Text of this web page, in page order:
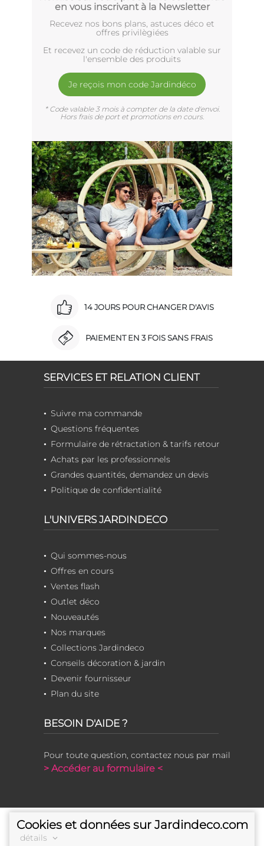
en vous inscrivant à la Newsletter
Recevez nos bons plans, astuces déco et
offres privilègiées
Et recevez un code de réduction valable sur
l'ensemble des produits
Je reçois mon code Jardindéco
* Code valable 3 mois à compter de la date d'envoi.
Hors frais de port et promotions en cours.
14 JOURS POUR CHANGER D'AVIS
PAIEMENT EN 3 FOIS SANS FRAIS
SERVICES ET RELATION CLIENT
Suivre ma commande
Questions fréquentes
Formulaire de rétractation & tarifs retour
Achats par les professionnels
Grandes quantités, demandez un devis
Politique de confidentialité
L'UNIVERS JARDINDECO
Qui sommes-nous
Offres en cours
Ventes flash
Outlet déco
Nouveautés
Nos marques
Collections Jardindeco
Conseils décoration & jardin
Devenir fournisseur
Plan du site
BESOIN D'AIDE ?
Pour toute question, contactez nous par mail
> Accéder au formulaire <
Cookies et données sur Jardindeco.com
détails